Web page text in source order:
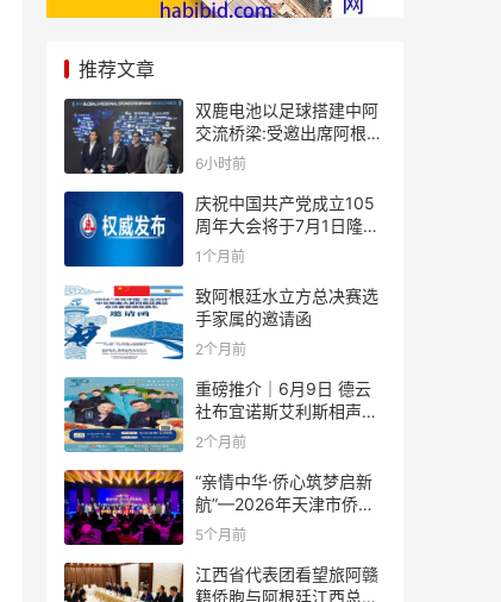
推荐文章
双鹿电池以足球搭建中阿
交流桥梁:受邀出席阿根廷
足协赞助商招待会！
6小时前
庆祝中国共产党成立105
周年大会将于7月1日隆重
举行
1个月前
致阿根廷水立方总决赛选
手家属的邀请函
2个月前
重磅推介｜6月9日 德云
社布宜诺斯艾利斯相声专
场！国风曲艺邂逅南美风
结！
2个月前
“亲情中华·侨心筑梦启新
航”—2026年天津市侨界
新春联谊活动成功举办
5个月前
江西省代表团看望旅阿赣
籍侨胞与阿根廷江西总商